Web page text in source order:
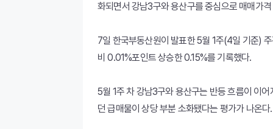
화되면서 강남3구와 용산구를 중심으로 매매가
7일 한국부동산원이 발표한 5월 1주(4일 기준)
비 0.01%포인트 상승한 0.15%를 기록했다.
5월 1주 차 강남3구와 용산구는 반등 흐름이 이
던 급매물이 상당 부분 소화됐다는 평가가 나온다.